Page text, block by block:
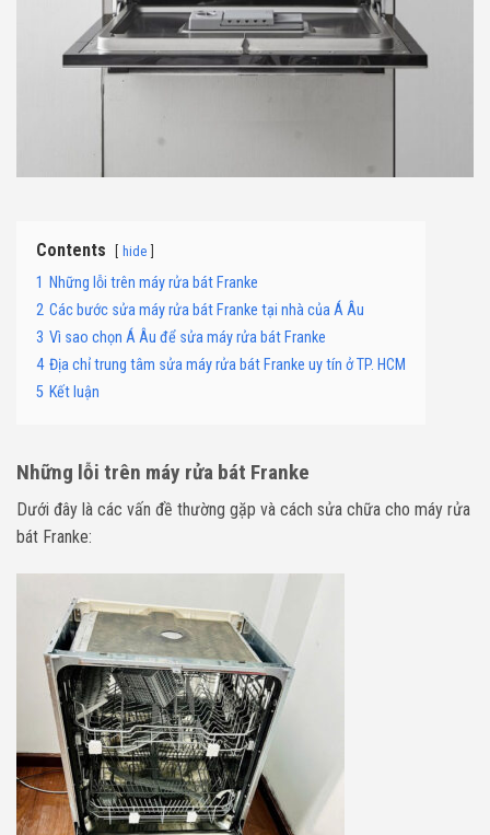
Contents hide
1 Những lỗi trên máy rửa bát Franke
2 Các bước sửa máy rửa bát Franke tại nhà của Á Âu
3 Vì sao chọn Á Âu để sửa máy rửa bát Franke
4 Địa chỉ trung tâm sửa máy rửa bát Franke uy tín ở TP. HCM
5 Kết luận
Những lỗi trên máy rửa bát Franke
Dưới đây là các vấn đề thường gặp và cách sửa chữa cho máy rửa
bát Franke: